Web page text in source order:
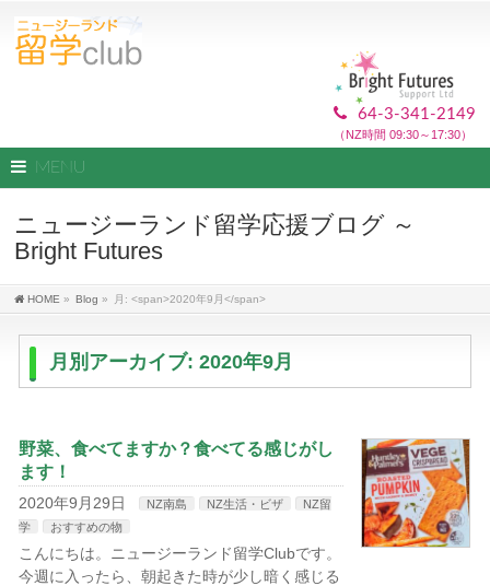
64-3-341-2149
（NZ時間 09:30～17:30）
MENU
ニュージーランド留学応援ブログ ～
Bright Futures
HOME » Blog » 月: <span>2020年9月</span>
月別アーカイブ: 2020年9月
野菜、食べてますか？食べてる感じがし
ます！
2020年9月29日 NZ南島 NZ生活・ビザ
NZ留
学
おすすめの物
こんにちは。ニュージーランド留学Clubです。
今週に入ったら、朝起きた時が少し暗く感じる